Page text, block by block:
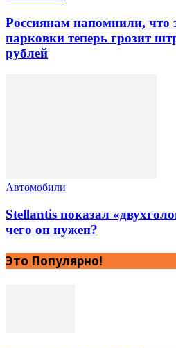
Россиянам напомнили, что
парковки теперь грозит
рублей
Автомобили
Stellantis показал
чего он нужен?
Это Популярно!